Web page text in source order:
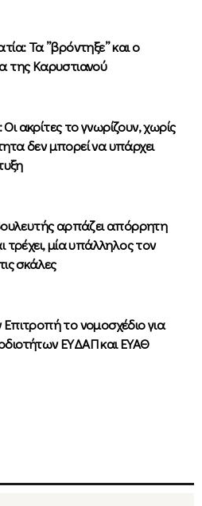
Τα ”βρόντηξε” και ο
της Καρυστιανού
ακρίτες το γνωρίζουν, χωρίς
δεν μπορεί να υπάρχει
αρπάζει απόρρητη
τρέχει, μία υπάλληλος τον
σκάλες
το νομοσχέδιο για
ΕΥΔΑΠ και ΕΥΑΘ